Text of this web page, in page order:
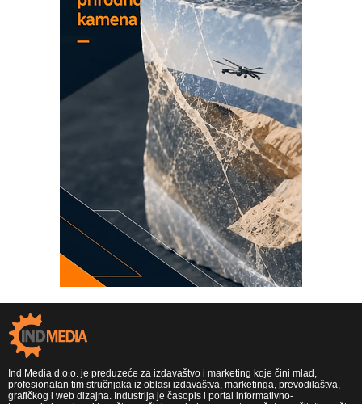
Ind Media d.o.o. je preduzeće za izdavaštvo i marketing koje čini mlad,
profesionalan tim stručnjaka iz oblasi izdavaštva, marketinga, prevodilaštva,
grafičkog i web dizajna. Industrija je časopis i portal informativno-